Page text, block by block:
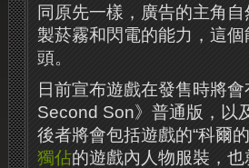
同原先一樣，廣告的主角
製菸霧和閃電的能力，這
頭。
日前宣布遊戲在發售時將
Second Son》普通版，以
後者將會包括遊戲的“科爾
獨佔的遊戲內人物服裝，也